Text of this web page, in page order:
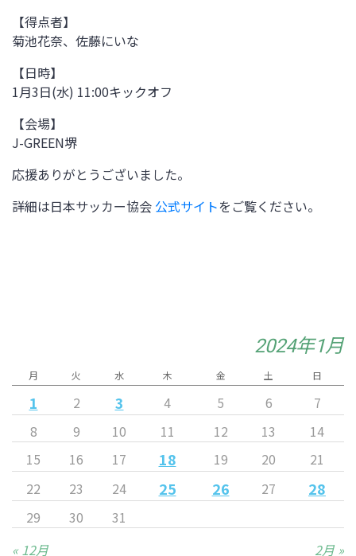
【得点者】
菊池花奈、佐藤にいな
【日時】
1月3日(水) 11:00キックオフ
【会場】
J-GREEN堺
応援ありがとうございました。
詳細は日本サッカー協会 公式サイトをご覧ください。
2024年1月
月 火 水 木 金 土 日
1 2 3 4 5 6
7
8
9 10 11 12 13
14
15
16 17 18 19 20
21
22
23 24 25 26 27 28
29 30
31
« 12月
2月 »